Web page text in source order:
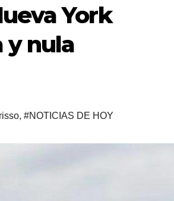
York
y nula
, #NOTICIAS DE HOY